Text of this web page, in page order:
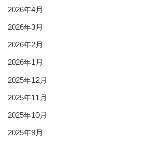
2026年4月
2026年3月
2026年2月
2026年1月
2025年12月
2025年11月
2025年10月
2025年9月